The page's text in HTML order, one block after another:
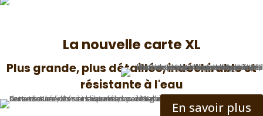
La nouvelle carte XL
Plus grande, plus détaillée, indéchirable et
résistante à l'eau
En savoir plus